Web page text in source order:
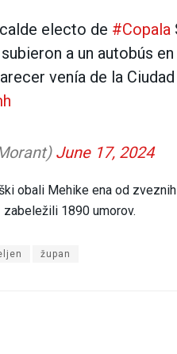
electo de #Copala
a un autobús
venía de la
June 17, 2024
obali Mehike ena od
1890 umorov.
župan